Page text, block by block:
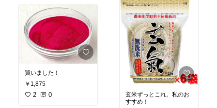
買いました！
￥1,875
2 0
玄米ずっとこれ。私のお
すすめ！